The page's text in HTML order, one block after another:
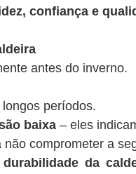
confiança e
antes do inverno.
períodos.
baixa – eles
não comprometer a
da